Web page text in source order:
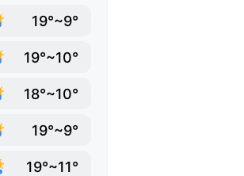
19°~9°
19°~10°
18°~10°
19°~9°
19°~11°